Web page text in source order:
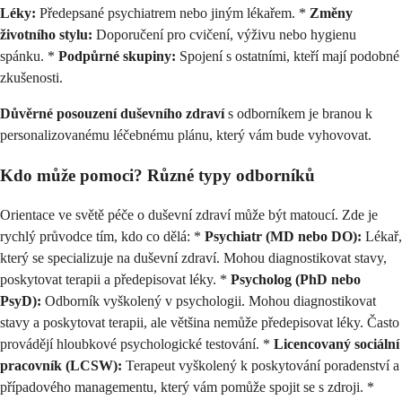
Léky: Předepsané psychiatrem nebo jiným lékařem. * Změny
životního stylu: Doporučení pro cvičení, výživu nebo hygienu
spánku. * Podpůrné skupiny: Spojení s ostatními, kteří mají podobné
zkušenosti.
Důvěrné posouzení duševního zdravís odborníkem je branou k
personalizovanému léčebnému plánu, který vám bude vyhovovat.
Kdo může pomoci? Různé typy odborníků
Orientace ve světě péče o duševní zdraví může být matoucí. Zde je
rychlý průvodce tím, kdo co dělá: * Psychiatr (MD nebo DO): Lékař,
který se specializuje na duševní zdraví. Mohou diagnostikovat stavy,
poskytovat terapii a předepisovat léky. * Psycholog (PhD nebo
PsyD): Odborník vyškolený v psychologii. Mohou diagnostikovat
stavy a poskytovat terapii, ale většina nemůže předepisovat léky. Často
provádějí hloubkové psychologické testování. * Licencovaný sociální
pracovník (LCSW): Terapeut vyškolený k poskytování poradenství a
případového managementu, který vám pomůže spojit se s zdroji. *